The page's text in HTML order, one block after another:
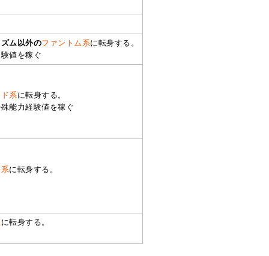
ム以外のファントム系に転身する。
値を稼ぐ
系に転身する。
能力経験値を稼ぐ
に転身する。
に転身する。